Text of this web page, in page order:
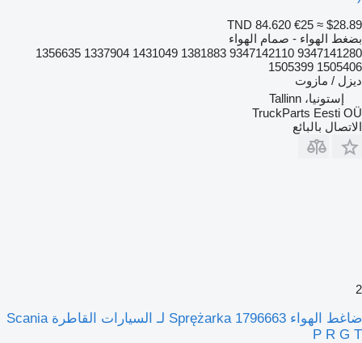
TND 84.620 €25 ≈ $28.89
بضغط الهواء - صمام الهواء
9347141280 9347142110 1381883 1431049 1337904 1356635
1505406 1505399
ديزل / مازوت
إستونيا، Tallinn
TruckParts Eesti OÜ
الاتصال بالبائع
2
ضاغط الهواء Sprężarka 1796663 لـ السيارات القاطرة Scania
P R G T